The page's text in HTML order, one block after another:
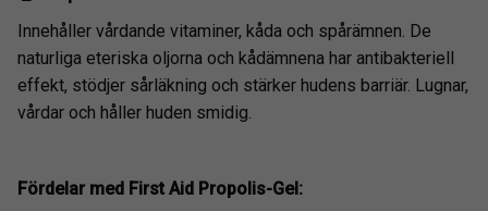
Innehåller vårdande vitaminer, kåda och spårämnen. De
naturliga eteriska oljorna och kådämnena har antibakteriell
effekt, stödjer sårläkning och stärker hudens barriär. Lugnar,
vårdar och håller huden smidig.
Fördelar med First Aid Propolis-Gel: